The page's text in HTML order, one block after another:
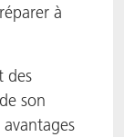
à
des
son